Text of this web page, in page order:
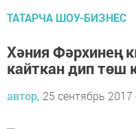
ТАТАРЧА ШОУ-БИЗНЕС
Хәния Фәрхинең
кайткан дип төш
автор, 25 сентябрь 2017